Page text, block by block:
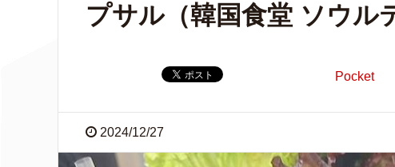
プサル（韓国食堂 ソウル
Pocket
2024/12/27